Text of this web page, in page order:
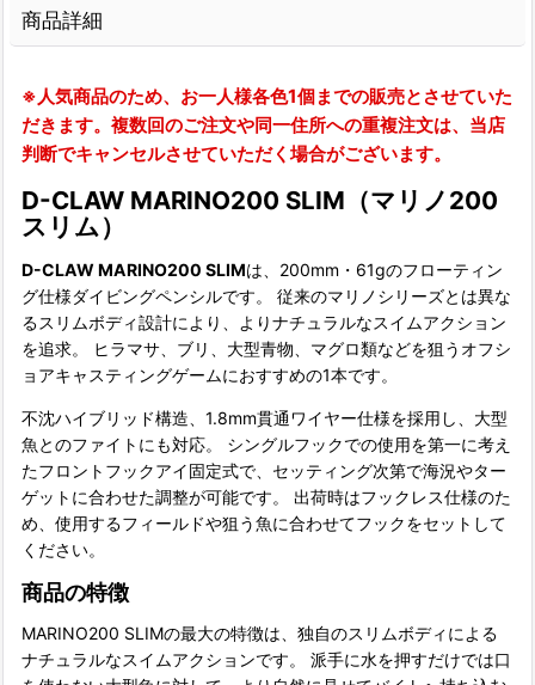
商品詳細
※人気商品のため、お一人様各色1個までの販売とさせていた
だきます。複数回のご注文や同一住所への重複注文は、当店
判断でキャンセルさせていただく場合がございます。
D-CLAW MARINO200 SLIM（マリノ200
スリム）
D-CLAW MARINO200 SLIMは、200mm・61gのフローティン
グ仕様ダイビングペンシルです。 従来のマリノシリーズとは異な
るスリムボディ設計により、よりナチュラルなスイムアクション
を追求。 ヒラマサ、ブリ、大型青物、マグロ類などを狙うオフシ
ョアキャスティングゲームにおすすめの1本です。
不沈ハイブリッド構造、1.8mm貫通ワイヤー仕様を採用し、大型
魚とのファイトにも対応。 シングルフックでの使用を第一に考え
たフロントフックアイ固定式で、セッティング次第で海況やター
ゲットに合わせた調整が可能です。 出荷時はフックレス仕様のた
め、使用するフィールドや狙う魚に合わせてフックをセットして
ください。
商品の特徴
MARINO200 SLIMの最大の特徴は、独自のスリムボディによる
ナチュラルなスイムアクションです。 派手に水を押すだけでは口